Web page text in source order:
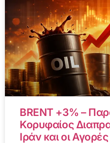
BRENT +3% –
Κορυφαίος
Ιράν και οι